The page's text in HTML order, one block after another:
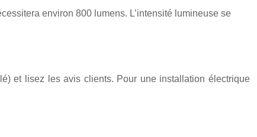
environ 800 lumens. L’intensité lumineuse se
et lisez les avis clients. Pour une installation électrique